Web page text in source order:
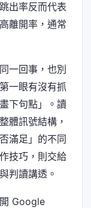
出率反而代表
離開率，通常
一回事，也別
一眼有沒有抓
下句點」。讀
體訊號結構，
滿足」的不同
技巧，則交給
判讀講透。
Google